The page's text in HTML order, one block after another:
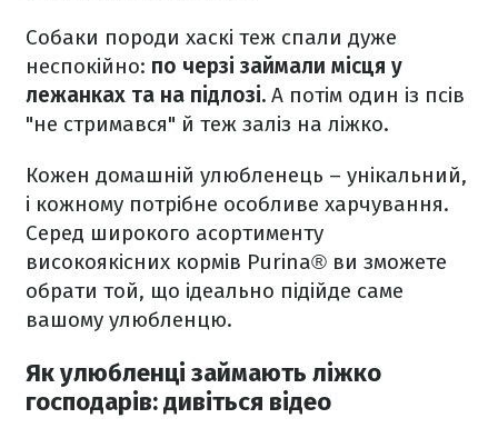
Собаки породи хаскі теж спали дуже
неспокійно: по черзі займали місця у
лежанках та на підлозі. А потім один із псів
"не стримався" й теж заліз на ліжко.
Кожен домашній улюбленець – унікальний,
і кожному потрібне особливе харчування.
Серед широкого асортименту
високоякісних кормів Purina® ви зможете
обрати той, що ідеально підійде саме
вашому улюбленцю.
Як улюбленці займають ліжко
господарів: дивіться відео